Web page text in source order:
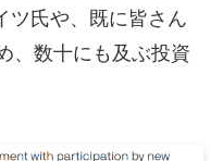
ツ氏や、既に皆さん
、数十にも及ぶ投資